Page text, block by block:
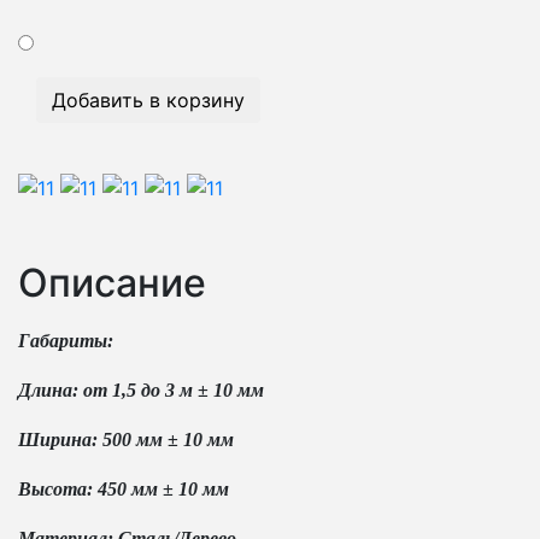
Добавить в корзину
Описание
Габариты:
Длина: от 1,5 до 3 м ± 10 мм
Ширина: 500 мм ± 10 мм
Высота: 450 мм ± 10 мм